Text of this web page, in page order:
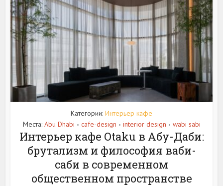
Категории: Интерьер кафе
Места: Abu Dhabi • cafe-design • interior design • wabi sabi
Интерьер кафе Otaku в Абу-Даби:
брутализм и философия ваби-
саби в современном
общественном пространстве